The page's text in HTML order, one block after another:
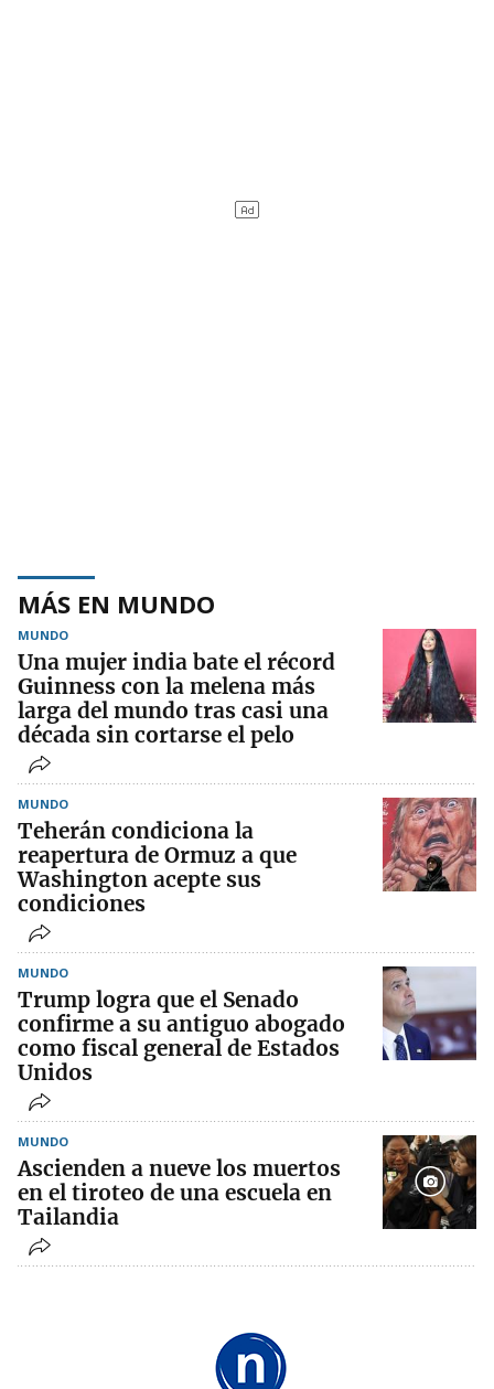
MÁS EN MUNDO
MUNDO
Una mujer india bate el récord
Guinness con la melena más
larga del mundo tras casi una
década sin cortarse el pelo
MUNDO
Teherán condiciona la
reapertura de Ormuz a que
Washington acepte sus
condiciones
MUNDO
Trump logra que el Senado
confirme a su antiguo abogado
como fiscal general de Estados
Unidos
MUNDO
Ascienden a nueve los muertos
en el tiroteo de una escuela en
Tailandia